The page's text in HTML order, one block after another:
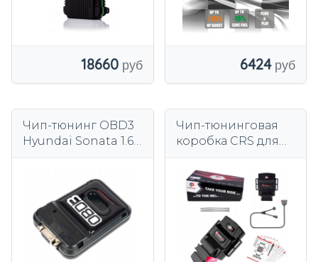
18660 6424
Чип-тюнинг OBD3
Hyundai Sonata 1.6
Чип-тюнинговая
коробка CRS для
Sonata VII (LF) 1.7
CRDi 116/141KM